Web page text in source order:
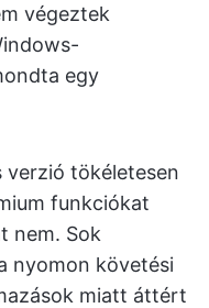
végeztek
egy
verzió tökéletesen
funkciókat
nem. Sok
nyomon követési
miatt áttért